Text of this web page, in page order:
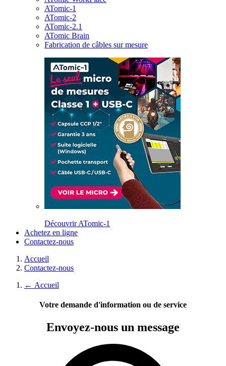
ATomic-1
ATomic-2
ATomic-2.1
ATomic Brain
Fabrication de câbles sur mesure
Découvrir ATomic-1
Achetez en ligne
Contactez-nous
Accueil
Contactez-nous
← Accueil
Votre demande d'information ou de service
Envoyez-nous un message